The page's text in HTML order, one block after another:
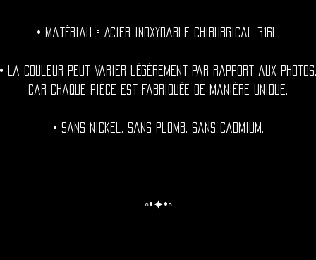
• Matériau = Acier inoxydable chirurgical 316l.
• La couleur peut varier légèrement par rapport aux photos,
car chaque pièce est fabriquée de manière unique.
• Sans nickel. Sans plomb. Sans cadmium.
◦•✦•◦